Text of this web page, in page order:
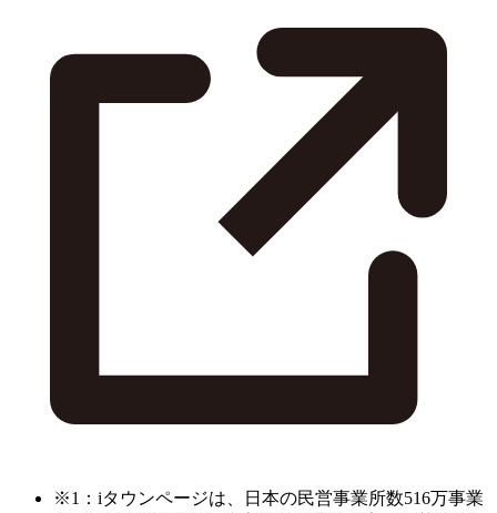
※1：iタウンページは、日本の民営事業所数516万事業